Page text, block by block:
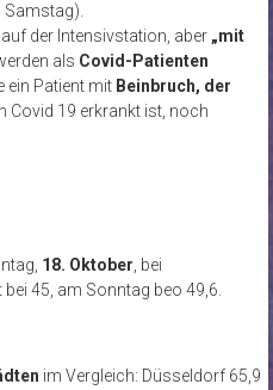
Samstag).
der Intensivstation, aber „mit
als Covid-Patienten
ein Patient mit Beinbruch, der
Covid 19 erkrankt ist, noch
18. Oktober, bei
45, am Sonntag beo 49,6.
im Vergleich: Düsseldorf 65,9